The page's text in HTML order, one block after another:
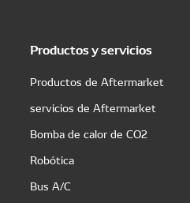
Productos y servicios
Productos de Aftermarket
servicios de Aftermarket
Bomba de calor de CO2
Robótica
Bus A/C